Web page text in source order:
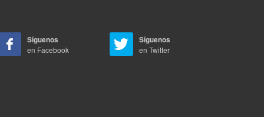
Síguenos
en Facebook
Síguenos
en Twitter